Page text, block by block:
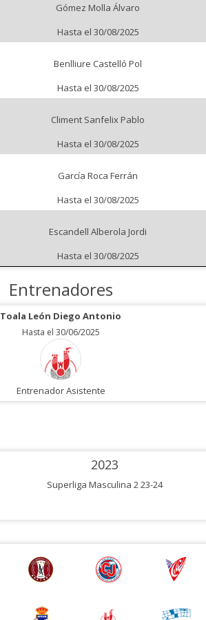
Gómez Molla Álvaro
Hasta el 30/08/2025
Benlliure Castelló Pol
Hasta el 30/08/2025
Climent Sanfelix Pablo
Hasta el 30/08/2025
García Roca Ferrán
Hasta el 30/08/2025
Escandell Alberola Jordi
Hasta el 30/08/2025
Entrenadores
Toala León Diego Antonio
Hasta el 30/06/2025
Entrenador Asistente
2023
Superliga Masculina 2 23-24